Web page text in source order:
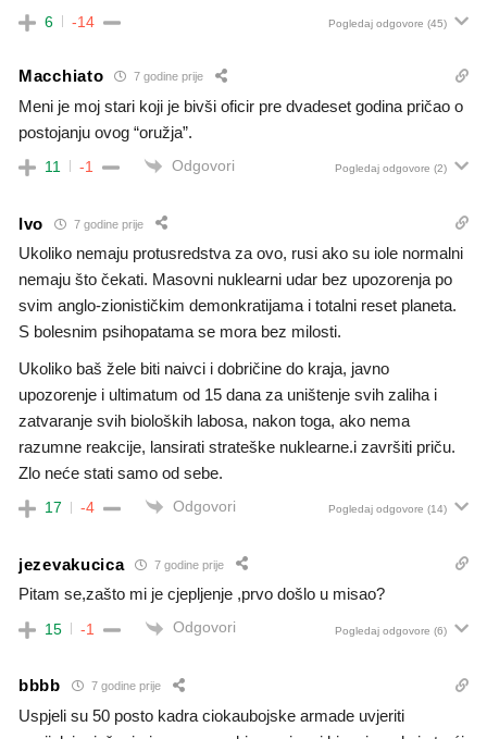
6 -14 Pogledaj odgovore (45)
Macchiato 7 godine prije
Meni je moj stari koji je bivši oficir pre dvadeset godina pričao o
postojanju ovog “oružja”.
11 -1 Odgovori Pogledaj odgovore (2)
Ivo 7 godine prije
Ukoliko nemaju protusredstva za ovo, rusi ako su iole normalni
nemaju što čekati. Masovni nuklearni udar bez upozorenja po
svim anglo-zionističkim demonkratijama i totalni reset planeta.
S bolesnim psihopatama se mora bez milosti.
Ukoliko baš žele biti naivci i dobričine do kraja, javno
upozorenje i ultimatum od 15 dana za uništenje svih zaliha i
zatvaranje svih bioloških labosa, nakon toga, ako nema
razumne reakcije, lansirati strateške nuklearne.i završiti priču.
Zlo neće stati samo od sebe.
17 -4 Odgovori Pogledaj odgovore (14)
jezevakucica 7 godine prije
Pitam se,zašto mi je cjepljenje ,prvo došlo u misao?
15 -1 Odgovori Pogledaj odgovore (6)
bbbb 7 godine prije
Uspjeli su 50 posto kadra ciokaubojske armade uvjeriti